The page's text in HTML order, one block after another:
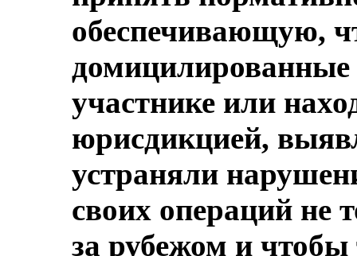
обеспечивающую,
домицилированные
участнике или
юрисдикцией,
устраняли
своих операций не
за рубежом и